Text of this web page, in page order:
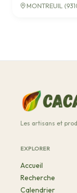
MONTREUIL
Les artisans et
EXPLORER
Accueil
Recherche
Calendrier